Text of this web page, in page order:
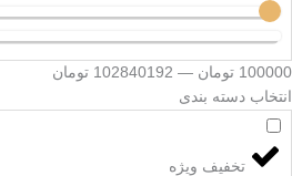
100000 تومان —
102840192 تومان
انتخاب دسته بندی
تخفیف ویژه